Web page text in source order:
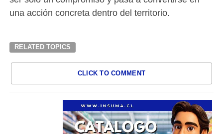
una acción concreta dentro del territorio.
RELATED TOPICS
CLICK TO COMMENT